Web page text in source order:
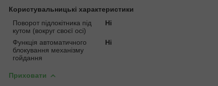
Користувальницькі характеристики
Поворот підлокітника під
кутом (вокруг своєї осі)
Ні
Функція автоматичного
блокування механізму
гойдання
Ні
Приховати